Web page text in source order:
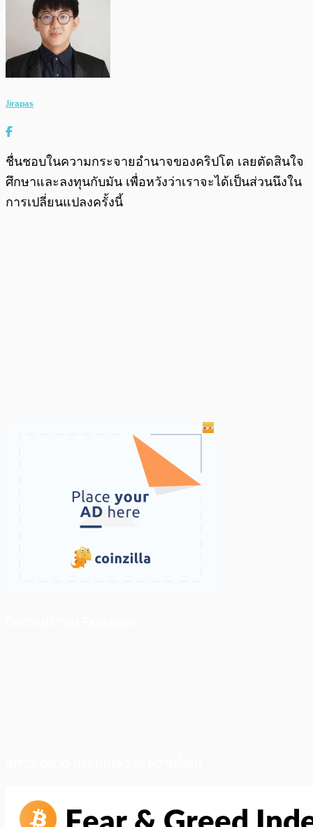
Jirapas
ชื่นชอบในความกระจายอำนาจของคริปโต เลยตัดสินใจ
ศึกษาและลงทุนกับมัน เพื่อหวังว่าเราจะได้เป็นส่วนนึงใน
การเปลี่ยนแปลงครั้งนี้